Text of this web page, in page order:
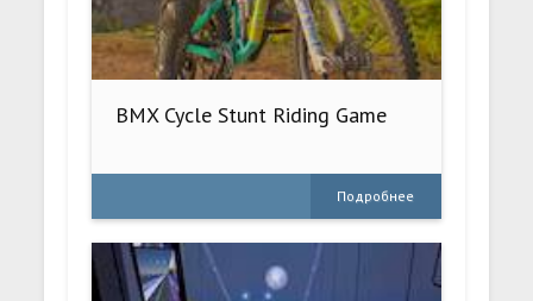
BMX Cycle Stunt Riding Game
Подробнее